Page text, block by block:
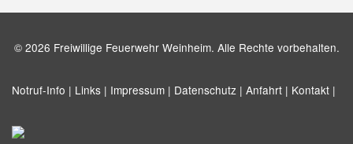
© 2026 Freiwillige Feuerwehr Weinheim. Alle Rechte vorbehalten.
Notruf-Info | Links | Impressum | Datenschutz | Anfahrt | Kontakt |